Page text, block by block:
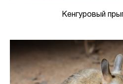
Кенгуровый